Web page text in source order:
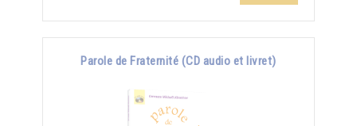
Parole de Fraternité (CD audio et livret)